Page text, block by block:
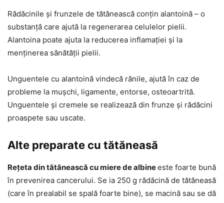
Rădăcinile și frunzele de tătănească conțin alantoină – o
substanță care ajută la regenerarea celulelor pielii.
Alantoina poate ajuta la reducerea inflamației și la
menținerea sănătății pielii.
Unguentele cu alantoină vindecă rănile, ajută în caz de
probleme la mușchi, ligamente, entorse, osteoartrită.
Unguentele și cremele se realizează din frunze și rădăcini
proaspete sau uscate.
Alte preparate cu tătăneasă
Rețeta din tătănească cu miere de albineeste foarte bună
în prevenirea cancerului. Se ia 250 g rădăcină de tătăneasă
(care în prealabil se spală foarte bine), se macină sau se dă